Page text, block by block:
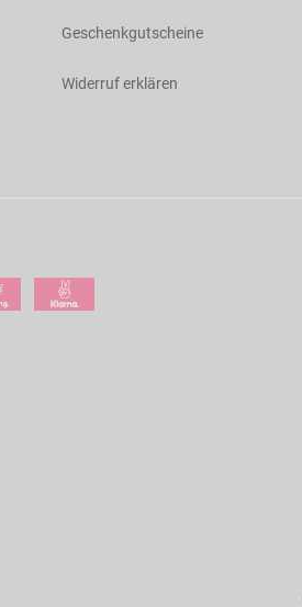
Geschenkgutscheine
Widerruf erklären